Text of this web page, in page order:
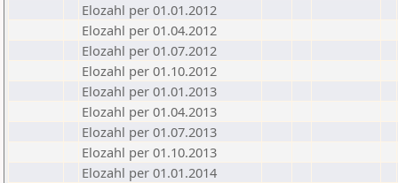
Elozahl per 01.01.2012
Elozahl per 01.04.2012
Elozahl per 01.07.2012
Elozahl per 01.10.2012
Elozahl per 01.01.2013
Elozahl per 01.04.2013
Elozahl per 01.07.2013
Elozahl per 01.10.2013
Elozahl per 01.01.2014